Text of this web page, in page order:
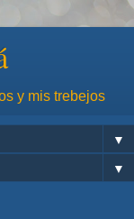
y mis trebejos
▼
▼